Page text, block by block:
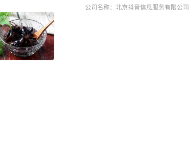
公司名称：北京抖音信息服务有限公司